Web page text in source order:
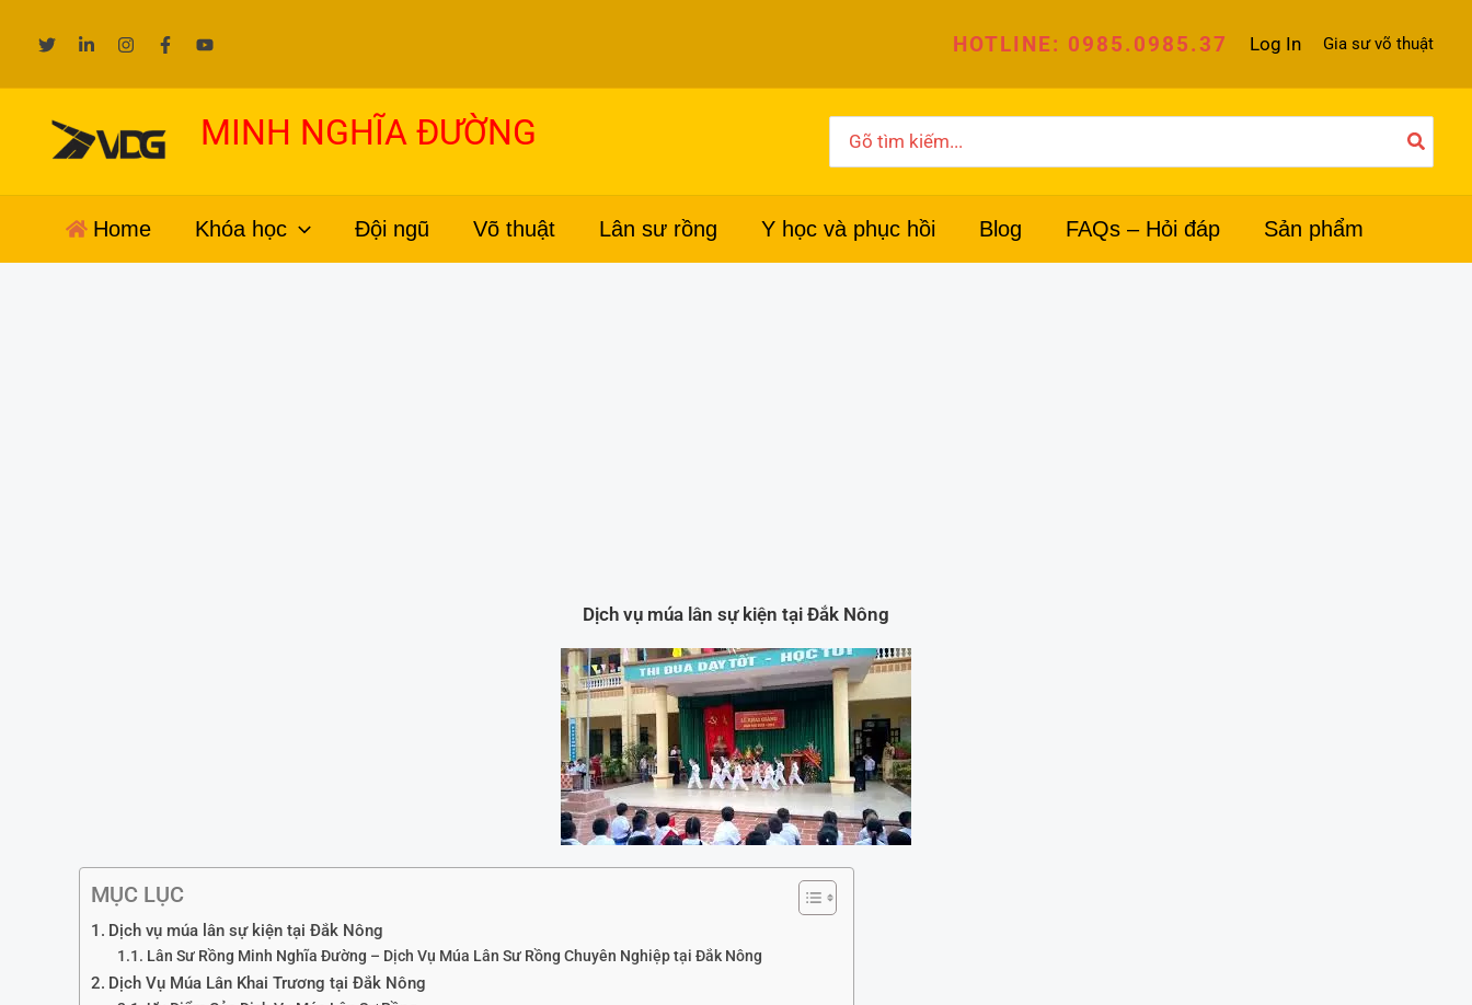
dung
HOTLINE: 0985.0985.37 Log In Gia sư võ thuật
MINH NGHĨA ĐƯỜNG
for:
Home Khóa học Đội ngũ Võ thuật Lân sư rồng Y học và phục hồi Blog FAQs – Hỏi đáp Sản phẩm
Dịch vụ múa lân sự kiện tại Đắk Nông
MỤC LỤC
Dịch vụ múa lân sự kiện tại Đắk Nông
Lân Sư Rồng Minh Nghĩa Đường – Dịch Vụ Múa Lân Sư Rồng Chuyên Nghiệp tại Đắk Nông
Dịch Vụ Múa Lân Khai Trương tại Đắk Nông